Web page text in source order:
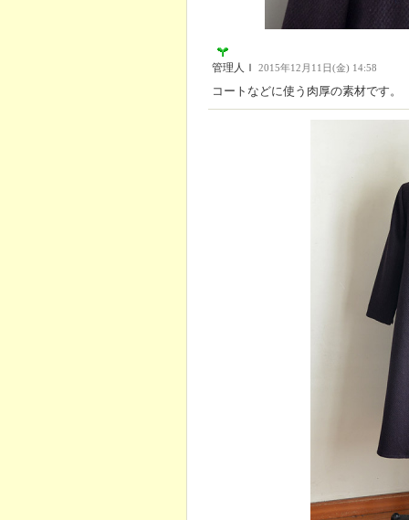
管理人Ｉ 2015年12月11日(金) 14:58
コートなどに使う肉厚の素材です。